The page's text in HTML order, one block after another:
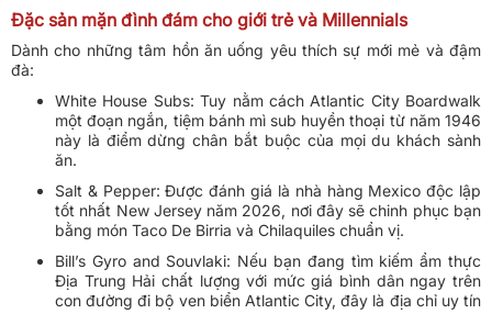
Đặc sản mặn đình đám cho giới trẻ và Millennials
Dành cho những tâm hồn ăn uống yêu thích sự mới mẻ và đậm
đà:
White House Subs: Tuy nằm cách Atlantic City Boardwalk
một đoạn ngắn, tiệm bánh mì sub huyền thoại từ năm 1946
này là điểm dừng chân bắt buộc của mọi du khách sành
ăn.
Salt & Pepper: Được đánh giá là nhà hàng Mexico độc lập
tốt nhất New Jersey năm 2026, nơi đây sẽ chinh phục bạn
bằng món Taco De Birria và Chilaquiles chuẩn vị.
Bill’s Gyro and Souvlaki: Nếu bạn đang tìm kiếm ẩm thực
Địa Trung Hải chất lượng với mức giá bình dân ngay trên
con đường đi bộ ven biển Atlantic City, đây là địa chỉ uy tín